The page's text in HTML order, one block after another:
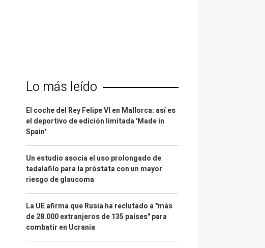
Lo más leído
El coche del Rey Felipe VI en Mallorca: así es
el deportivo de edición limitada 'Made in
Spain'
Un estudio asocia el uso prolongado de
tadalafilo para la próstata con un mayor
riesgo de glaucoma
La UE afirma que Rusia ha reclutado a "más
de 28.000 extranjeros de 135 países" para
combatir en Ucrania